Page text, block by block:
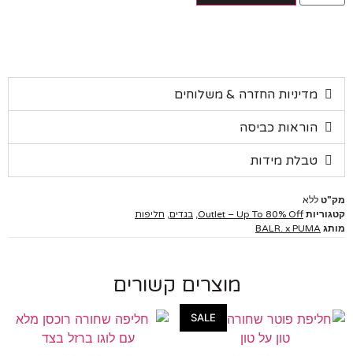
מדיניות החזרה & משלוחים
הוראות כביסה
טבלת מידות
ללא
Outlet – Up To 80% Off
,בגדים חליפות
BALR. x PUMA
מוצרים קשורים
SALE